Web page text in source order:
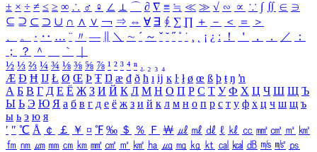
± × ÷ ≠ ≤ ≥ ∞ ∴ ♂ ♀ ∠ ⊥ ⌒ ∂ ∇ ≡ ≒ ≪ ≫ √ ∽ ∝ ∵ ∫ ∬ ∈ ∋
⊆ ⊇ ⊂ ⊃ ∪ ∩ ∧ ∨ ￢ ⇒ ⇔ ∀ ∃ ∮ ∑ ∏ ＋ － ＜ ＝
＞
、
。 · ‥ … ¨ 〃 ― ＼ ∼ ´ ～ ˇ ˘ ˝ ˚ ˙ ¸ ¡ ¿ ː ！ ＇ ， ． ／
：
；
？ ＾ ｀
½ ⅓ ⅔ ¼ ¾ ⅛ ⅜ ⅝ ⅞ ¹ ² ³ ⁴ ⁿ ₁ ₂ ₃ ₄
Æ Ð Ħ Ĳ Ł Ø Œ Þ Ŧ Ŋ æ đ ð ħ ı ĳ ĸ ŀ ł ø œ ß þ ŧ ŋ ŉ
А Б В Г Д Е Ё Ж З И Й К Л М Н О П Р С Т У Ф Х Ц Ч Ш Щ Ъ
Ы Ь Э Ю Я а б в г д е ё ж з и й к л м н о п р с т у ф х ц ч ш щ ъ
ы ь э ю я
′ ″ ℃ Å ￠ ￡ ￥ ¤ ℉ ‰ ＄ ％ Ｆ ￦ ㎕ ㎖ ㎗ ℓ ㎘ ㏄ ㎣ ㎤ ㎥ ㎦
㎙ ㎚ ㎛ ㎜ ㎝ ㎞ ㎟ ㎠ ㎡ ㎢ ㏊ ㎍ ㎎ ㎏ ㏏ ㎈ ㎉ ㏈ ㎧ ㎨ ㎰